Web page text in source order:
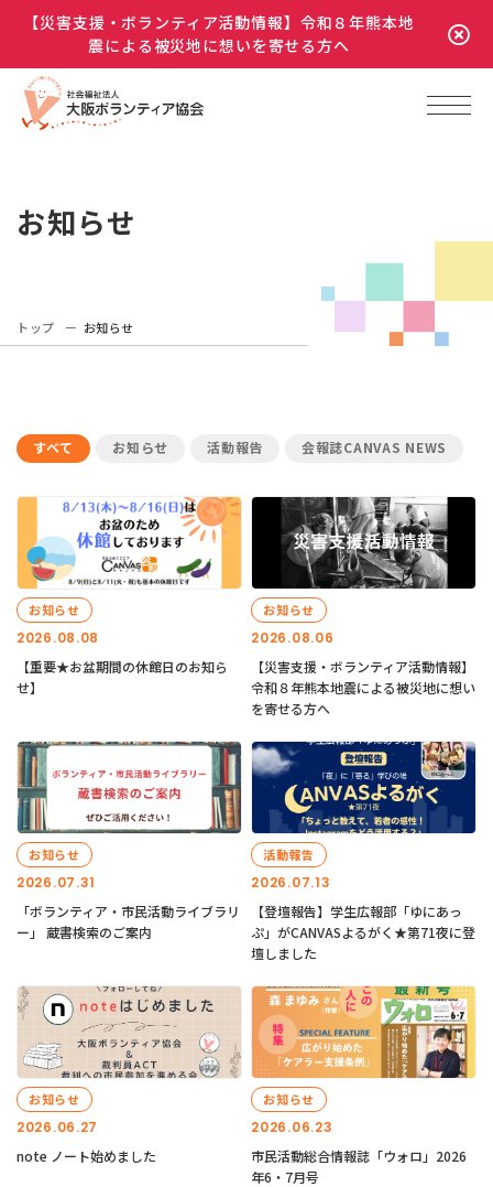
【災害支援・ボランティア活動情報】令和８年熊本地
震による被災地に想いを寄せる方へ
お知らせ
トップ お知らせ
すべて お知らせ 活動報告 会報誌CANVAS NEWS
2026.08.08
お知らせ
【重要★お盆期間の休館日のお知ら
せ】
2026.08.06
お知らせ
【災害支援・ボランティア活動情報】
令和８年熊本地震による被災地に想い
を寄せる方へ
2026.07.31
お知らせ
「ボランティア・市民活動ライブラリ
ー」 蔵書検索のご案内
2026.07.13
活動報告
【登壇報告】学生広報部「ゆにあっ
ぷ」がCANVASよるがく★第71夜に登
壇しました
2026.06.27
お知らせ
note ノート始めました
2026.06.23
お知らせ
市民活動総合情報誌「ウォロ」2026
年6・7月号